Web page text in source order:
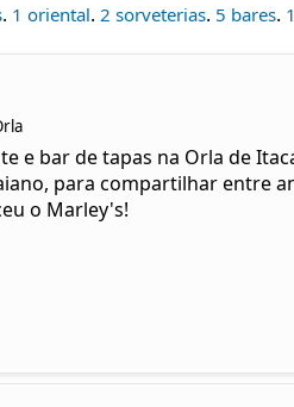
. 1 oriental. 2 sorveterias. 5 bares.
e bar de tapas na Orla de
para compartilhar entre
o Marley's!